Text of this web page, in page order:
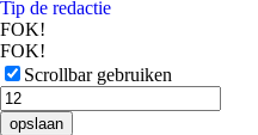
Tip de redactie
FOK!
FOK!
Scrollbar gebruiken
opslaan